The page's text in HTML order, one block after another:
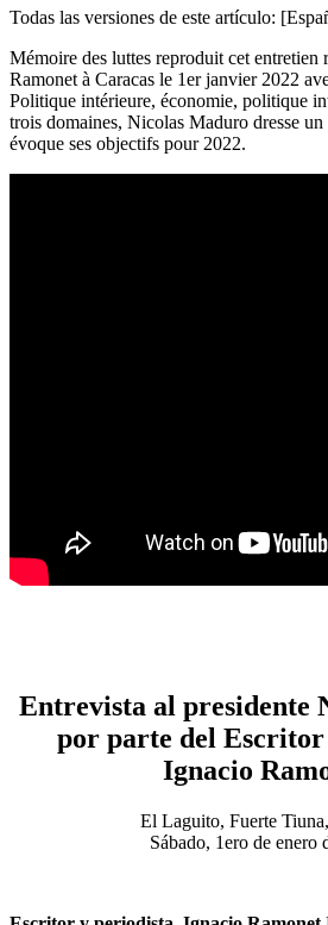
Todas las versiones de este artículo:
Mémoire des luttes reproduit cet entretien
Ramonet à Caracas le 1er janvier 2022
Politique intérieure, économie, politique
trois domaines, Nicolas Maduro dresse un
évoque ses objectifs pour 2022.
Entrevista al presidente
por parte del
Ignacio
El Laguito, Fuerte
Sábado, 1ero de enero